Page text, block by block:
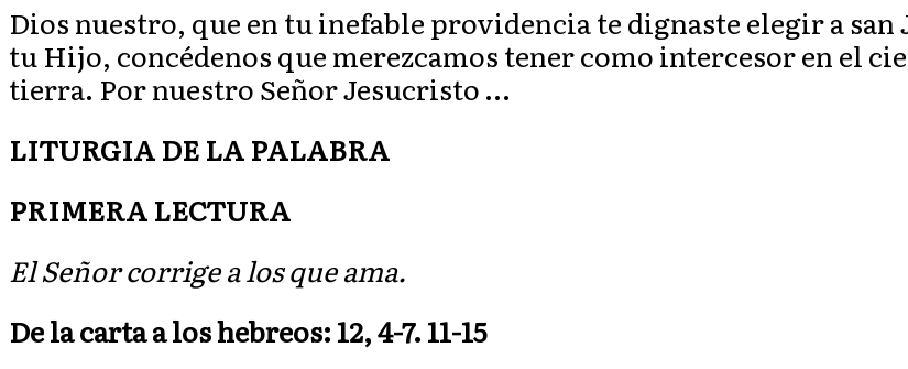
Dios nuestro, que en tu inefable providencia te dignaste elegir a san
tu Hijo, concédenos que merezcamos tener como intercesor en el
tierra. Por nuestro Señor Jesucristo …
LITURGIA DE LA PALABRA
PRIMERA LECTURA
El Señor corrige a los que ama.
De la carta a los hebreos: 12, 4-7. 11-15